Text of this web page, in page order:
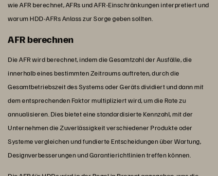
wie AFR berechnet, AFRs und AFR-Einschränkungen interpretiert und
warum HDD-AFRs Anlass zur Sorge geben sollten.
AFR berechnen
Die AFR wird berechnet, indem die Gesamtzahl der Ausfälle, die
innerhalb eines bestimmten Zeitraums auftreten, durch die
Gesamtbetriebszeit des Systems oder Geräts dividiert und dann mit
dem entsprechenden Faktor multipliziert wird, um die Rate zu
annualisieren. Dies bietet eine standardisierte Kennzahl, mit der
Unternehmen die Zuverlässigkeit verschiedener Produkte oder
Systeme vergleichen und fundierte Entscheidungen über Wartung,
Designverbesserungen und Garantierichtlinien treffen können.